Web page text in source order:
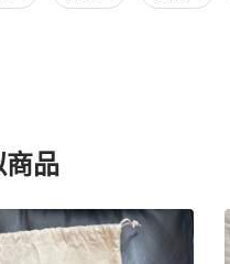
商品
Acne Studios女包推薦精品